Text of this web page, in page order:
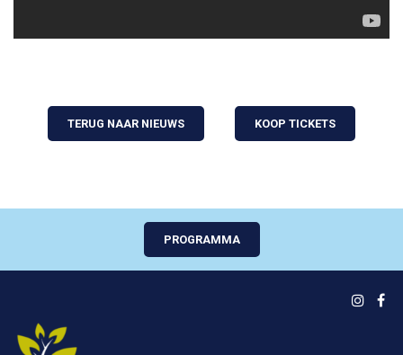
TERUG NAAR NIEUWS KOOP TICKETS
PROGRAMMA